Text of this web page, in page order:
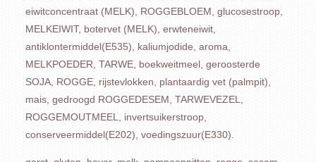
eiwitconcentraat (MELK), ROGGEBLOEM, glucosestroop,
MELKEIWIT, botervet (MELK), erwteneiwit,
antiklontermiddel(E535), kaliumjodide, aroma,
MELKPOEDER, TARWE, boekweitmeel, geroosterde
SOJA, ROGGE, rijstevlokken, plantaardig vet (palmpit),
mais, gedroogd ROGGEDESEM, TARWEVEZEL,
ROGGEMOUTMEEL, invertsuikerstroop,
conserveermiddel(E202), voedingszuur(E330).